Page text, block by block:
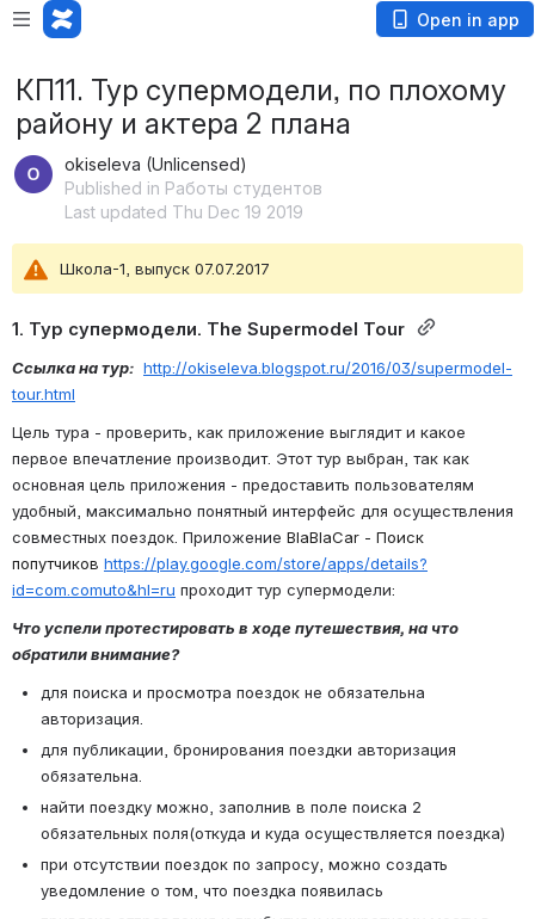
Open in app
КП11. Тур супермодели, по плохому
району и актера 2 плана
okiseleva (Unlicensed)
Published in Работы студентов
Last updated Thu Dec 19 2019
Школа-1, выпуск 07.07.2017
1. Тур супермодели. The Supermodel Tour
Ссылка на тур: http://okiseleva.blogspot.ru/2016/03/supermodel-
tour.html
Цель тура - проверить, как приложение выглядит и какое
первое впечатление производит. Этот тур выбран, так как
основная цель приложения - предоставить пользователям
удобный, максимально понятный интерфейс для осуществления
совместных поездок. Приложение BlaBlaCar - Поиск
попутчиков https://play.google.com/store/apps/details?
id=com.comuto&hl=ru проходит тур супермодели:
Что успели протестировать в ходе путешествия, на что
обратили внимание?
для поиска и просмотра поездок не обязательна
авторизация.
для публикации, бронирования поездки авторизация
обязательна.
найти поездку можно, заполнив в поле поиска 2
обязательных поля(откуда и куда осуществляется поездка)
при отсутствии поездок по запросу, можно создать
уведомление о том, что поездка появилась